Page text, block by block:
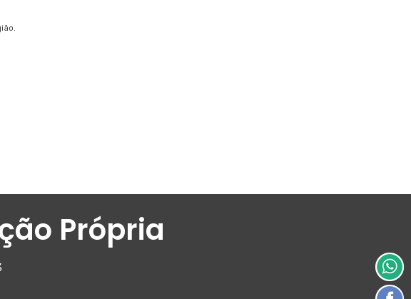
Própria